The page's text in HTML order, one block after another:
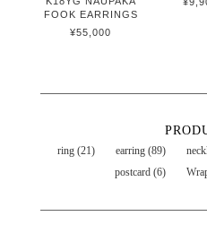
FOOK EARRINGS
¥55,000
ring (21) earring (89)
postcard (6)